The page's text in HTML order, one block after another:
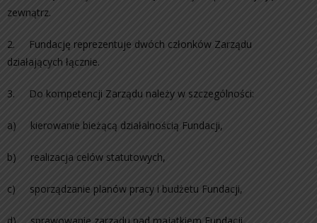
zewnątrz.
2. Fundację reprezentuje dwóch członków Zarządu
działających łącznie.
3. Do kompetencji Zarządu należy w szczególności:
a) kierowanie bieżącą działalnością Fundacji,
b) realizacja celów statutowych,
c) sporządzanie planów pracy i budżetu Fundacji,